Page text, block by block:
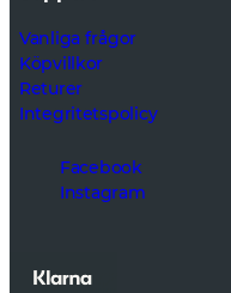
Vanliga frågor
Köpvillkor
Returer
Integritetspolicy
Facebook
Instagram